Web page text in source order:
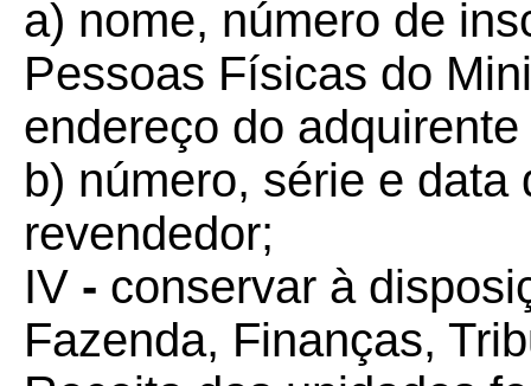
a) nome, número de
Pessoas Físicas do
endereço do
b) número, série e
revendedor;
IV - conservar à
Fazenda, Finanças,